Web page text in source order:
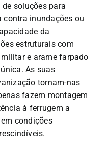
soluções para
contra inundações ou
da
estruturais com
e arame farpado
As suas
tornam-nas
fazem montagem
à ferrugem a
condições